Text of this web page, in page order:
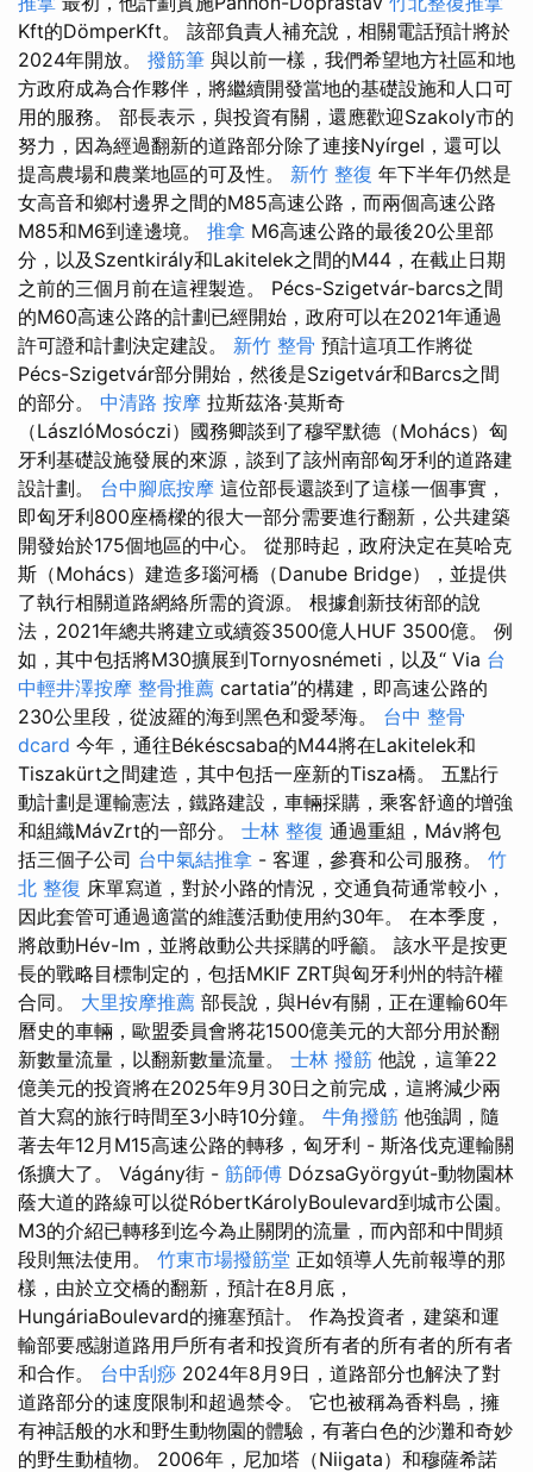
Kft的DömperKft。 該部負責人補充說，相關電話預計將於
2024年開放。 撥筋筆 與以前一樣，我們希望地方社區和地
方政府成為合作夥伴，將繼續開發當地的基礎設施和人口可
用的服務。 部長表示，與投資有關，還應歡迎Szakoly市的
努力，因為經過翻新的道路部分除了連接Nyírgel，還可以
提高農場和農業地區的可及性。 新竹 整復 年下半年仍然是
女高音和鄉村邊界之間的M85高速公路，而兩個高速公路
M85和M6到達邊境。 推拿 M6高速公路的最後20公里部
分，以及Szentkirály和Lakitelek之間的M44，在截止日期
之前的三個月前在這裡製造。 Pécs-Szigetvár-barcs之間
的M60高速公路的計劃已經開始，政府可以在2021年通過
許可證和計劃決定建設。 新竹 整骨 預計這項工作將從
Pécs-Szigetvár部分開始，然後是Szigetvár和Barcs之間
的部分。 中清路 按摩 拉斯茲洛·莫斯奇
（LászlóMosóczi）國務卿談到了穆罕默德（Mohács）匈
牙利基礎設施發展的來源，談到了該州南部匈牙利的道路建
設計劃。 台中腳底按摩 這位部長還談到了這樣一個事實，
即匈牙利800座橋樑的很大一部分需要進行翻新，公共建築
開發始於175個地區的中心。 從那時起，政府決定在莫哈克
斯（Mohács）建造多瑙河橋（Danube Bridge），並提供
了執行相關道路網絡所需的資源。 根據創新技術部的說
法，2021年總共將建立或續簽3500億人HUF 3500億。 例
如，其中包括將M30擴展到Tornyosnémeti，以及“ Via 台
中輕井澤按摩 整骨推薦 cartatia”的構建，即高速公路的
230公里段，從波羅的海到黑色和愛琴海。 台中 整骨
dcard 今年，通往Békéscsaba的M44將在Lakitelek和
Tiszakürt之間建造，其中包括一座新的Tisza橋。 五點行
動計劃是運輸憲法，鐵路建設，車輛採購，乘客舒適的增強
和組織MávZrt的一部分。 士林 整復 通過重組，Máv將包
括三個子公司 台中氣結推拿 - 客運，參賽和公司服務。 竹
北 整復 床單寫道，對於小路的情況，交通負荷通常較小，
因此套管可通過適當的維護活動使用約30年。 在本季度，
將啟動Hév-Im，並將啟動公共採購的呼籲。 該水平是按更
長的戰略目標制定的，包括MKIF ZRT與匈牙利州的特許權
合同。 大里按摩推薦 部長說，與Hév有關，正在運輸60年
曆史的車輛，歐盟委員會將花1500億美元的大部分用於翻
新數量流量，以翻新數量流量。 士林 撥筋 他說，這筆22
億美元的投資將在2025年9月30日之前完成，這將減少兩
首大寫的旅行時間至3小時10分鐘。 牛角撥筋 他強調，隨
著去年12月M15高速公路的轉移，匈牙利 - 斯洛伐克運輸關
係擴大了。 Vágány街 - 筋師傅 DózsaGyörgyút-動物園林
蔭大道的路線可以從RóbertKárolyBoulevard到城市公園。
M3的介紹已轉移到迄今為止關閉的流量，而內部和中間頻
段則無法使用。 竹東市場撥筋堂 正如領導人先前報導的那
樣，由於立交橋的翻新，預計在8月底，
HungáriaBoulevard的擁塞預計。 作為投資者，建築和運
輸部要感謝道路用戶所有者和投資所有者的所有者的所有者
和合作。 台中刮痧 2024年8月9日，道路部分也解決了對
道路部分的速度限制和超過禁令。 它也被稱為香料島，擁
有神話般的水和野生動物園的體驗，有著白色的沙灘和奇妙
的野生動植物。 2006年，尼加塔（Niigata）和穆薩希諾